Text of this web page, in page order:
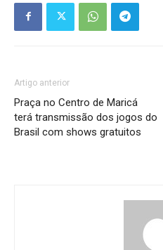
Artigo anterior
Praça no Centro de Maricá
terá transmissão dos jogos do
Brasil com shows gratuitos